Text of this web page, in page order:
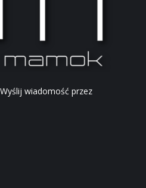
wiadomość przez